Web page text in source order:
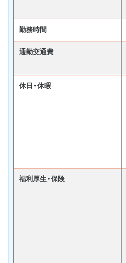
勤務時間
通勤交通費
休日・休暇
福利厚生・保険